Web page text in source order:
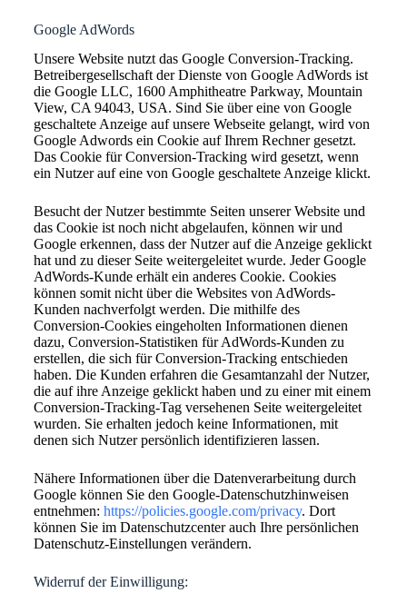
Google AdWords
Unsere Website nutzt das Google Conversion-Tracking.
Betreibergesellschaft der Dienste von Google AdWords ist
die Google LLC, 1600 Amphitheatre Parkway, Mountain
View, CA 94043, USA. Sind Sie über eine von Google
geschaltete Anzeige auf unsere Webseite gelangt, wird von
Google Adwords ein Cookie auf Ihrem Rechner gesetzt.
Das Cookie für Conversion-Tracking wird gesetzt, wenn
ein Nutzer auf eine von Google geschaltete Anzeige klickt.
Besucht der Nutzer bestimmte Seiten unserer Website und
das Cookie ist noch nicht abgelaufen, können wir und
Google erkennen, dass der Nutzer auf die Anzeige geklickt
hat und zu dieser Seite weitergeleitet wurde. Jeder Google
AdWords-Kunde erhält ein anderes Cookie. Cookies
können somit nicht über die Websites von AdWords-
Kunden nachverfolgt werden. Die mithilfe des
Conversion-Cookies eingeholten Informationen dienen
dazu, Conversion-Statistiken für AdWords-Kunden zu
erstellen, die sich für Conversion-Tracking entschieden
haben. Die Kunden erfahren die Gesamtanzahl der Nutzer,
die auf ihre Anzeige geklickt haben und zu einer mit einem
Conversion-Tracking-Tag versehenen Seite weitergeleitet
wurden. Sie erhalten jedoch keine Informationen, mit
denen sich Nutzer persönlich identifizieren lassen.
Nähere Informationen über die Datenverarbeitung durch
Google können Sie den Google-Datenschutzhinweisen
entnehmen: https://policies.google.com/privacy. Dort
können Sie im Datenschutzcenter auch Ihre persönlichen
Datenschutz-Einstellungen verändern.
Widerruf der Einwilligung: